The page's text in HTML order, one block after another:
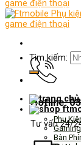
Hotline:
Tư vấn 24/
Tìm kiếm:
Phụ
Gaming
Bàn